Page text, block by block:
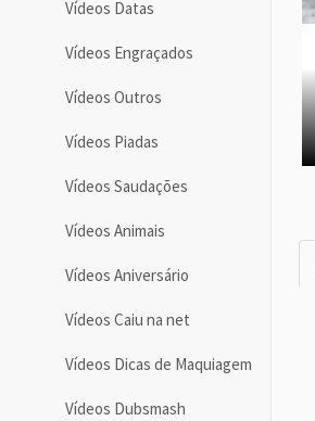
Vídeos Datas
Vídeos Engraçados
Vídeos Outros
Vídeos Piadas
Vídeos Saudações
Vídeos Animais
Vídeos Aniversário
Vídeos Caiu na net
Vídeos Dicas de Maquiagem
Vídeos Dubsmash